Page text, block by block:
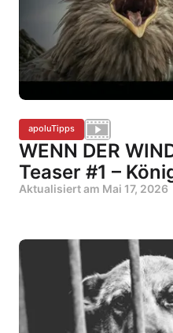
apoluTipps
WENN DER
Teaser #1 –
Aktualisiert am Mai 17, 2026